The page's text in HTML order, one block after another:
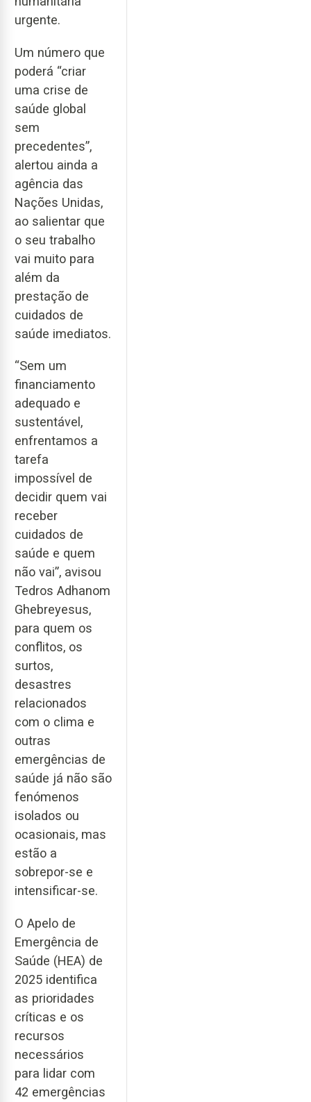
urgente.
Um número que
poderá “criar
uma crise de
saúde global
sem
precedentes”,
alertou ainda a
agência das
Nações Unidas,
ao salientar que
o seu trabalho
vai muito para
além da
prestação de
cuidados de
saúde imediatos.
“Sem um
financiamento
adequado e
sustentável,
enfrentamos a
tarefa
impossível de
decidir quem vai
receber
cuidados de
saúde e quem
não vai”, avisou
Tedros Adhanom
Ghebreyesus,
para quem os
conflitos, os
surtos,
desastres
relacionados
com o clima e
outras
emergências de
saúde já não são
fenómenos
isolados ou
ocasionais, mas
estão a
sobrepor-se e
intensificar-se.
O Apelo de
Emergência de
Saúde (HEA) de
2025 identifica
as prioridades
críticas e os
recursos
necessários
para lidar com
42 emergências